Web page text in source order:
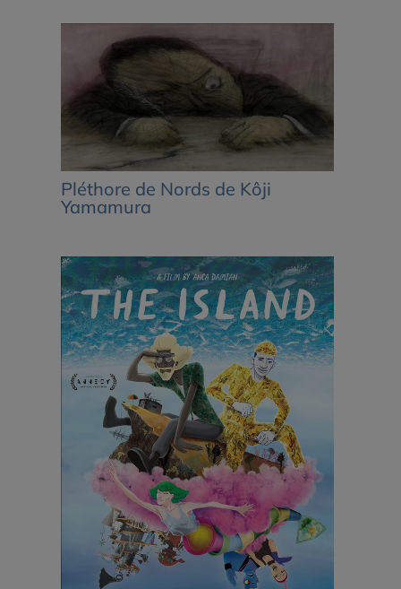
Pléthore de Nords de Kôji
Yamamura